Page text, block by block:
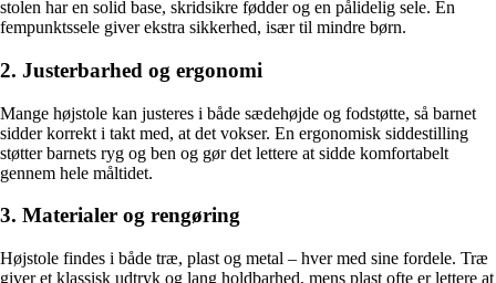
stolen har en solid base, skridsikre fødder og en pålidelig sele. En
fempunktssele giver ekstra sikkerhed, især til mindre børn.
2. Justerbarhed og ergonomi
Mange højstole kan justeres i både sædehøjde og fodstøtte, så barnet
sidder korrekt i takt med, at det vokser. En ergonomisk siddestilling
støtter barnets ryg og ben og gør det lettere at sidde komfortabelt
gennem hele måltidet.
3. Materialer og rengøring
Højstole findes i både træ, plast og metal – hver med sine fordele. Træ
giver et klassisk udtryk og lang holdbarhed, mens plast ofte er lettere at